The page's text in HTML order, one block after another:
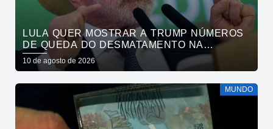
LULA QUER MOSTRAR A TRUMP NÚMEROS
DE QUEDA DO DESMATAMENTO NA
AMAZÔNIA
10 de agosto de 2026
MUNDO